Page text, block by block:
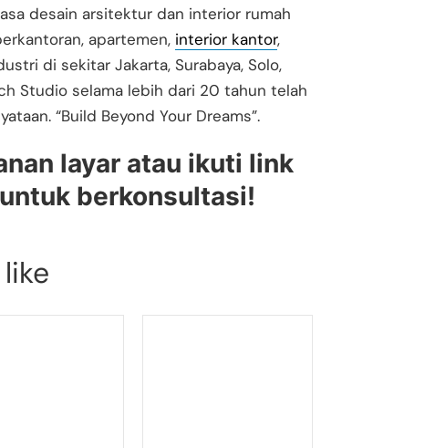
desain arsitektur dan interior rumah
apartemen, interior kantor,
di sekitar Jakarta, Surabaya, Solo,
Studio selama lebih dari 20 tahun telah
“Build Beyond Your Dreams”.
layar atau ikuti link
berkonsultasi!